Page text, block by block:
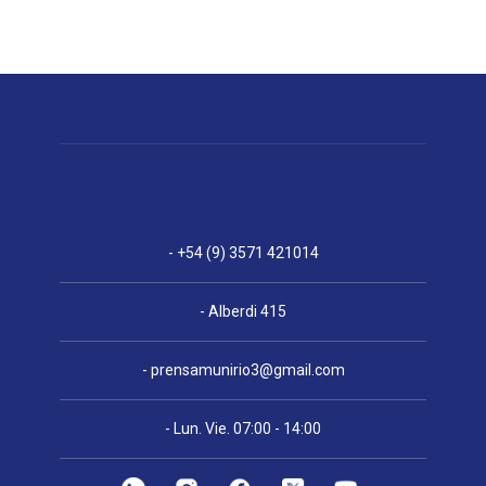
- +54 (9) 3571 421014
- Alberdi 415
- prensamunirio3@gmail.com
- Lun. Vie. 07:00 - 14:00